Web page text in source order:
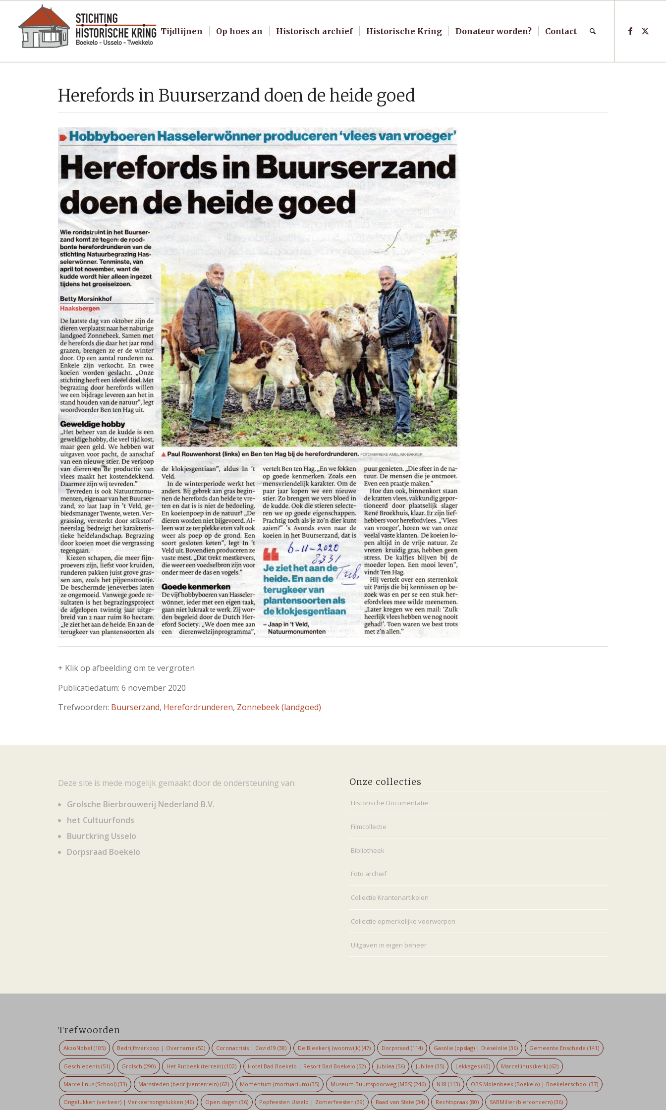
Tijdlijnen Op hoes an Historisch archief Historische Kring Donateur worden? Contact
Herefords in Buurserzand doen de heide goed
+ Klik op afbeelding om te vergroten
Publicatiedatum: 6 november 2020
Trefwoorden: Buurserzand, Herefordrunderen, Zonnebeek (landgoed)
Deze site is mede mogelijk gemaakt door de ondersteuning van:
Grolsche Bierbrouwerij Nederland B.V.
het Cultuurfonds
Buurtkring Usselo
Dorpsraad Boekelo
Onze collecties
Historische Documentatie
Filmcollectie
Bibliotheek
Foto archief
Collectie Krantenartikelen
Collectie opmerkelijke voorwerpen
Uitgaven in eigen beheer
Trefwoorden
AkzoNobel (105) Bedrijfsverkoop | Overname (50) Coronacrisis | Covid19 (38) De Bleekerij (woonwijk)(47) Dorpsraad (114) Gasolie (opslag) | Dieselolie (36) Gemeente Enschede (141)
Geschiedenis (51) Grolsch (290) Het Rutbeek (terrein) (102) Hotel Bad Boekelo | Resort Bad Boekelo (52) Jubilea (56) Jubilea (35) Lekkages(40) Marcellinus (kerk) (62)
Marcellinus (School) (33) Marssteden (bedrijventerrein)(62) Momentum (mortuarium) (35) Museum Buurtspoorweg (MBS)(246) N18 (113) OBS Molenbeek (Boekelo) | Boekelerschool (37)
Ongelukken (verkeer) | Verkeersongelukken (46) Open dagen (36) Popfeesten Usselo | Zomerfeesten (39) Raad van State (34) Rechtspraak(80) SABMiller (bierconcern) (36)